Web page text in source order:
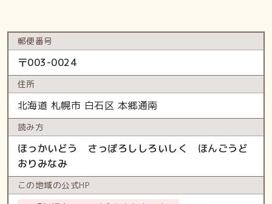
郵便番号
〒003-0024
住所
北海道 札幌市 白石区 本郷通南
読み方
ほっかいどう さっぽろししろいしく ほんごうど
おりみなみ
この地域の公式HP